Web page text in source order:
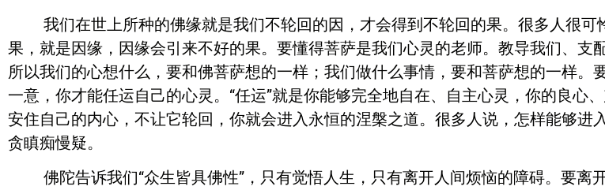
我们在世上所种的佛缘就是我们不轮回的因，才会得到不轮回的果。很多人很可
果，就是因缘，因缘会引来不好的果。要懂得菩萨是我们心灵的老师。教导我们、支
所以我们的心想什么，要和佛菩萨想的一样；我们做什么事情，要和菩萨想的一样。
一意，你才能任运自己的心灵。“任运”就是你能够完全地自在、自主心灵，你的良心
安住自己的内心，不让它轮回，你就会进入永恒的涅槃之道。很多人说，怎样能够进
贪瞋痴慢疑。
佛陀告诉我们“众生皆具佛性”，只有觉悟人生，只有离开人间烦恼的障碍。要离